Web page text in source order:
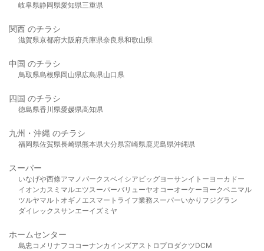
岐阜県静岡県愛知県三重県
関西 のチラシ
滋賀県京都府大阪府兵庫県奈良県和歌山県
中国 のチラシ
鳥取県島根県岡山県広島県山口県
四国 のチラシ
徳島県香川県愛媛県高知県
九州・沖縄 のチラシ
福岡県佐賀県長崎県熊本県大分県宮崎県鹿児島県沖縄県
スーパー
いなげや西條アマノパークスベイシア ビッグヨーサンイトーヨーカドー
イオンカスミ マルエツスーパーバリューヤオコーオーケー ヨークベニマル
ツルヤマルト オギノ エスマート ライフ業務スーパーいかり フジグラン
ダイレックスサンエーイズミヤ
ホームセンター
島忠 コメリ ナフコ コーナンカインズアストロプロダクツDCM